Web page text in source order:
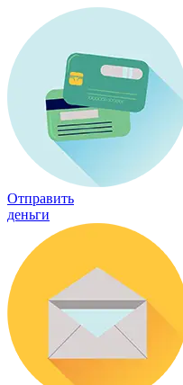
Отправить
деньги